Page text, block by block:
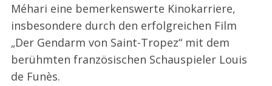
Méhari eine bemerkenswerte Kinokarriere,
insbesondere durch den erfolgreichen Film
„Der Gendarm von Saint-Tropez“ mit dem
berühmten französischen Schauspieler Louis
de Funès.